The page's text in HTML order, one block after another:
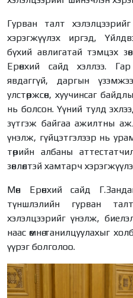
Гурван талт
хэрэгжүүлэх иргэд,
бүхий авлигатай тэмцэх
Ерөнхий сайд хэллээ.
явдаггүй, даргын
улстөржсөн, хуучинсаг
нь болсон. Үүний тулд
зүтгэж байгаа ажилтны
үнэлж, гүйцэтгэлээр нь
төрийн албаны
зөвлөлтэй хамтарч
Мөн Ерөнхий сайд
түншлэлийн гурван
хэлэлцээрийг үнэлж,
наас өмнө танилцуулахыг
үүрэг болголоо.